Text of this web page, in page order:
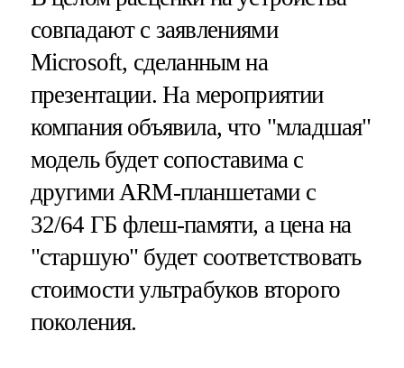
совпадают с заявлениями
Microsoft, сделанным на
презентации. На мероприятии
компания объявила, что "младшая"
модель будет сопоставима с
другими ARM-планшетами с
32/64 ГБ флеш-памяти, а цена на
"старшую" будет соответствовать
стоимости ультрабуков второго
поколения.